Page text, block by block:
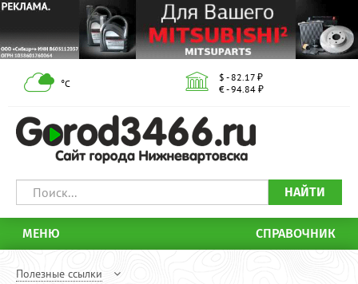
°С
$ - 82.17 ₽
€ - 94.84 ₽
НАЙТИ
МЕНЮ СПРАВОЧНИК
Полезные ссылки